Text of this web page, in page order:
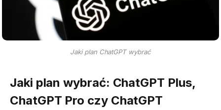
Jaki plan ChatGPT wybrać
Jaki plan wybrać: ChatGPT Plus,
ChatGPT Pro czy ChatGPT